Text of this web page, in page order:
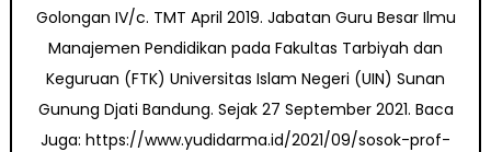
Golongan IV/c. TMT April 2019. Jabatan Guru Besar Ilmu
Manajemen Pendidikan pada Fakultas Tarbiyah dan
Keguruan (FTK) Universitas Islam Negeri (UIN) Sunan
Gunung Djati Bandung. Sejak 27 September 2021. Baca
Juga: https://www.yudidarma.id/2021/09/sosok-prof-